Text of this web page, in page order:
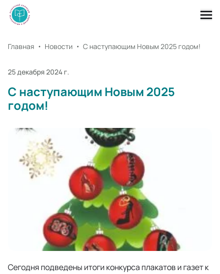
Главная Новости С наступающим Новым 2025 годом!
25 декабря 2024 г.
С наступающим Новым 2025
годом!
Сегодня подведены итоги конкурса плакатов и газет к